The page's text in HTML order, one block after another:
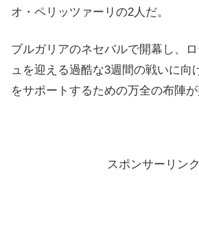
オ・ペリッツァーリの2人だ。
ブルガリアのネセバルで開幕し、
ュを迎える過酷な3週間の戦いに向
をサポートするための万全の布陣が
スポンサーリンク